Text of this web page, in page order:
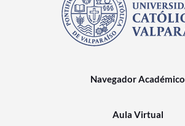
Navegador Académico
Aula Virtual